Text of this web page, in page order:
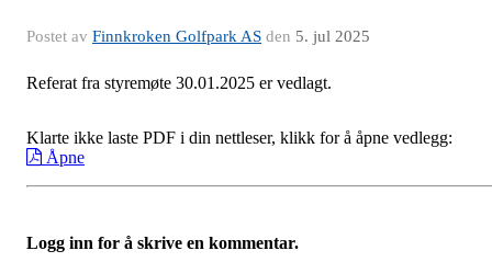
Postet av Finnkroken Golfpark AS den 5. jul 2025
Referat fra styremøte 30.01.2025 er vedlagt.
Klarte ikke laste PDF i din nettleser, klikk for å åpne vedlegg:
Åpne
Logg inn for å skrive en kommentar.